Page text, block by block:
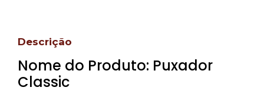
Descrição
Nome do Produto: Puxador
Classic